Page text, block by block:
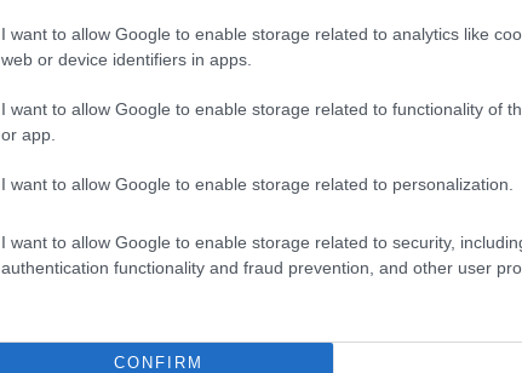
I want to allow Google to enable storage related to analytics like
web or device identifiers in apps.
I want to allow Google to enable storage related to functionality of
or app.
I want to allow Google to enable storage related to personalization.
I want to allow Google to enable storage related to security,
authentication functionality and fraud prevention, and other user
CONFIRM